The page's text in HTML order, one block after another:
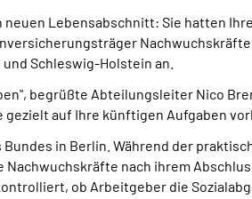
neuen Lebensabschnitt: Sie hatten
Schleswig-Holstein an.
begrüßte Abteilungsleiter Nico
auf Ihre künftigen Aufgaben
in Berlin. Während der
nach ihrem
ob Arbeitgeber die